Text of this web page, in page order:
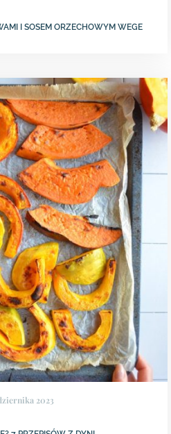
I SOSEM ORZECHOWYM WEGE
2023